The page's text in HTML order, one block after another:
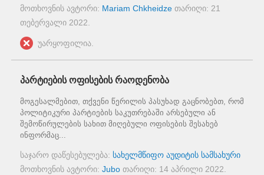
მოთხოვნის ავტორი: Mariam Chkheidze თარიღი: 21
თებერვალი 2022
უარყოფილია.
პარტიების ოფისების რაოდენობა
მოგესალმებით, თქვენი წერილის პასუხად გაცნობებთ, რომ
პოლიტიკური პარტიების საკუთრებაში არსებული ან
შემოწირულების სახით მიღებული ოფისების შესახებ
ინფორმაც...
საჯარო დაწესებულება: სახელმწიფო აუდიტის სამსახური
მოთხოვნის ავტორი: Jubo თარიღი: 14 აპრილი 2022